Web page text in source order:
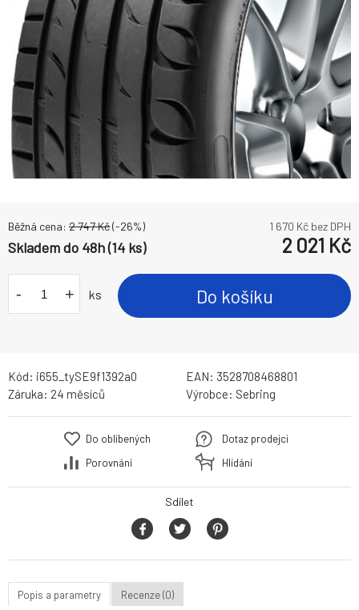
Běžná cena: 2 747Kč(-26%) 1 670 Kč bez DPH
Skladem do 48h (14 ks) 2 021 Kč
- + ks Do košíku
Kód: i655_tySE9f1392a0 EAN: 3528708468801
Záruka: 24 měsíců Výrobce: Sebring
Do oblíbených
Porovnání
Dotaz prodejci
Hlídání
Sdílet
Popis a parametry Recenze (0)